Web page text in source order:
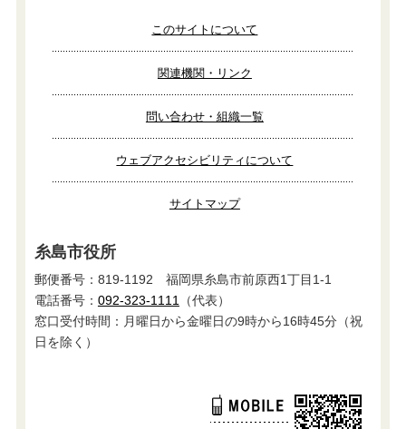
このサイトについて
関連機関・リンク
問い合わせ・組織一覧
ウェブアクセシビリティについて
サイトマップ
糸島市役所
郵便番号：819-1192 福岡県糸島市前原西1丁目1-1
電話番号： 092-323-1111（代表）
窓口受付時間：月曜日から金曜日の9時から16時45分（祝
日を除く）